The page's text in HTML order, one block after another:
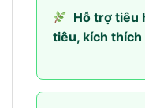
Hỗ trợ tiêu
tiêu, kích thích